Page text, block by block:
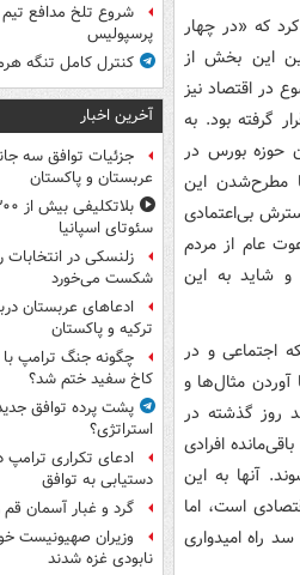
که «در چهار
این بخش از
در اقتصاد نیز
گرفته بود. به
حوزه بورس در
مطرح‌شدن این
بی‌اعتمادی
عام از مردم
شاید به این
اجتماعی و در
مثال‌ها و
روز گذشته در
افرادی
آنها به این
است، اما
راه امیدواری
شروع تلخ مدافع
پرسپولیس
کنترل کامل تنگه
آخرین اخبار
جزئیات توافق سه
عربستان و پاکستان
سئوتای اسپانیا
زلنسکی در
شکست می‌خورد
ادعاهای عربستان
ترکیه و پاکستان
چگونه جنگ ترامپ
کاخ سفید ختم شد؟
پشت پرده توافق جدید
استراتژی؟
ادعای تکراری ترامپ
دستیابی به توافق
گرد و غبار آسمان قم
وزیران صهیونیست
نابودی غزه شدند